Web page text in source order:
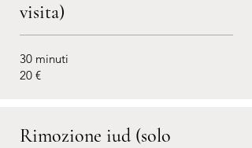
visita)
30 minuti
20 €
Rimozione iud (solo